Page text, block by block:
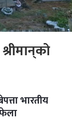
भारतीय